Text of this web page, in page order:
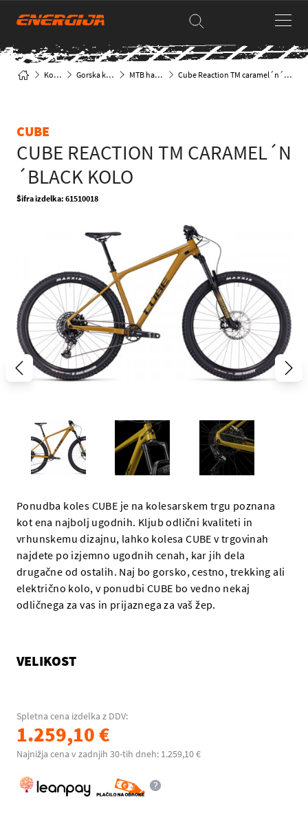
Kolesa Gorska kolesa MTB hardtail Cube Reaction TM caramel´n´black kolo
CUBE
CUBE REACTION TM CARAMEL´N
´BLACK KOLO
Šifra izdelka: 61510018
Ponudba koles CUBE je na kolesarskem trgu poznana
kot ena najbolj ugodnih. Kljub odlični kvaliteti in
vrhunskemu dizajnu, lahko kolesa CUBE v trgovinah
najdete po izjemno ugodnih cenah, kar jih dela
drugačne od ostalih. Naj bo gorsko, cestno, trekking ali
električno kolo, v ponudbi CUBE bo vedno nekaj
odličnega za vas in prijaznega za vaš žep.
VELIKOST
Spletna cena izdelka z DDV:
1.259,10 €
Najnižja cena v zadnjih 30-tih dneh: 1.259,10 €